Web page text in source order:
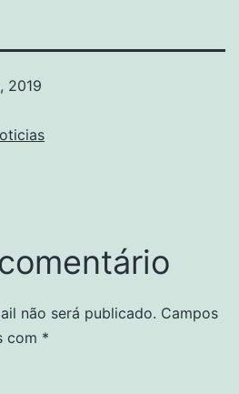
2019
não será publicado. Campos
com *